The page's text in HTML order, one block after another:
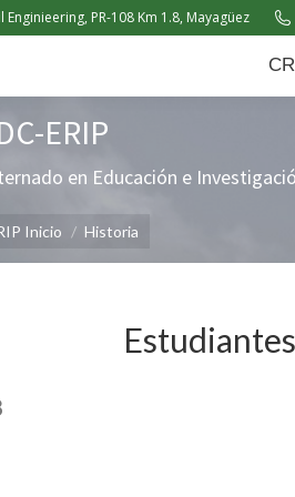
Enginieering, PR-108 Km 1.8, Mayagüez
ERIP
en Educación e
Inicio Historia
CRC About Us News